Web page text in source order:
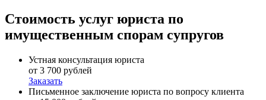
Стоимость услуг юриста по
имущественным спорам супругов
Устная консультация юриста
от 3 700 рублей
Заказать
Письменное заключение юриста по вопросу клиента